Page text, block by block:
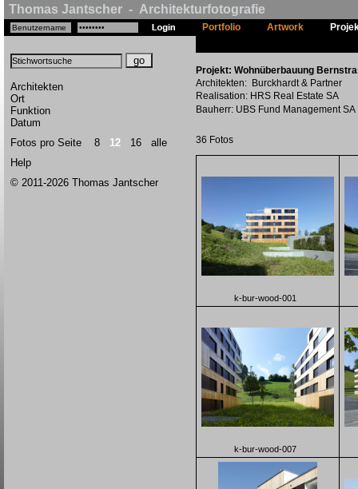
Thomas Jantscher - Architekturfotografie
Architekten
Ort
Funktion
Datum
Fotos pro Seite 8 12 16
alle
Help
© 2011-2026 Thomas Jantscher
Portfolio Artwork
Projekt: Wohnüberbauung
Architekten: Burckhardt & Partner
Realisation: HRS Real Estate SA
Bauherr: UBS Fund Management SA
36 Fotos
k-bur-wood-001
k-bur-wood-007